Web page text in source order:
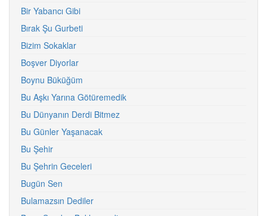
Bir Yabancı Gibi
Bırak Şu Gurbeti
Bizim Sokaklar
Boşver Diyorlar
Boynu Büküğüm
Bu Aşkı Yarına Götüremedik
Bu Dünyanın Derdi Bitmez
Bu Günler Yaşanacak
Bu Şehir
Bu Şehrin Geceleri
Bugün Sen
Bulamazsın Dediler